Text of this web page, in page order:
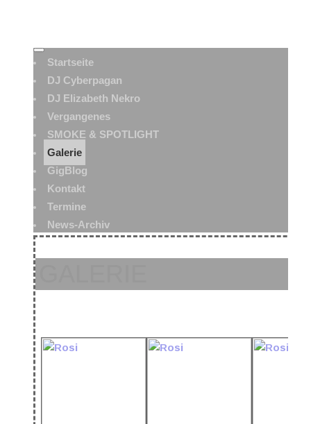
Startseite
DJ Cyberpagan
DJ Elizabeth Nekro
Vergangenes
SMOKE & SPOTLIGHT
Galerie
GigBlog
Kontakt
Termine
News-Archiv